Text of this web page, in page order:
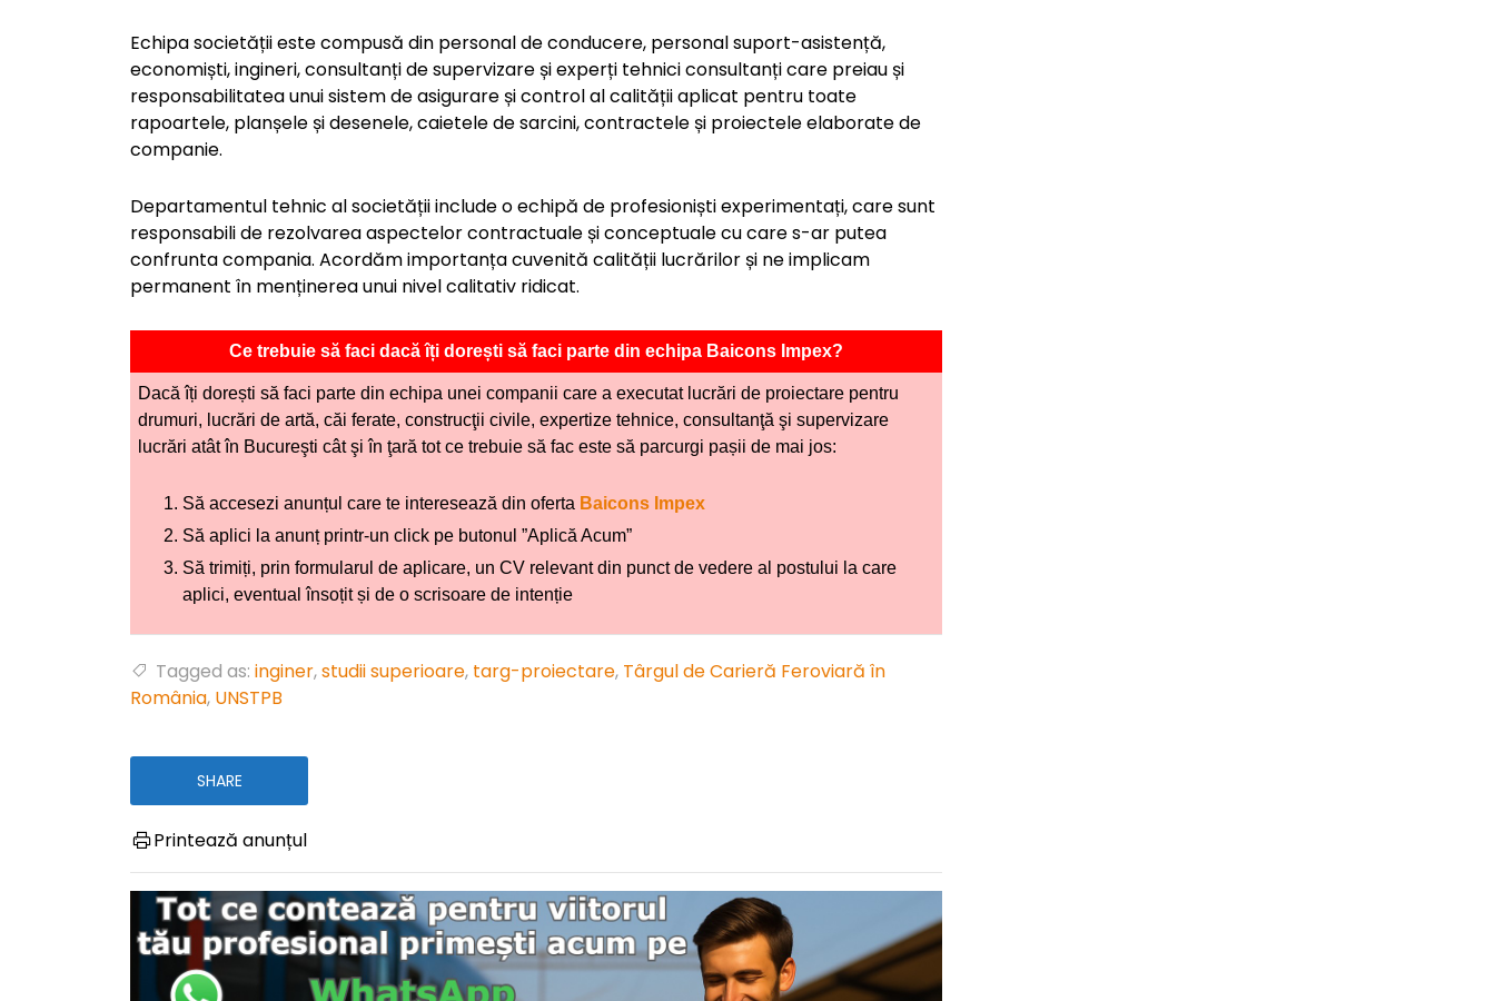
Echipa societății este compusă din personal de conducere, personal suport-asistență,
economiști, ingineri, consultanți de supervizare și experți tehnici consultanți care preiau și
responsabilitatea unui sistem de asigurare și control al calității aplicat pentru toate
rapoartele, planșele și desenele, caietele de sarcini, contractele și proiectele elaborate de
companie.
Departamentul tehnic al societății include o echipă de profesioniști experimentați, care sunt
responsabili de rezolvarea aspectelor contractuale și conceptuale cu care s-ar putea
confrunta compania. Acordăm importanța cuvenită calității lucrărilor și ne implicam
permanent în menținerea unui nivel calitativ ridicat.
Ce trebuie să faci dacă îți dorești să faci parte din echipa Baicons Impex?
Dacă îți dorești să faci parte din echipa unei companii care a executat lucrări de proiectare pentru
drumuri, lucrări de artă, căi ferate, construcţii civile, expertize tehnice, consultanţă şi supervizare
lucrări atât în Bucureşti cât şi în ţară tot ce trebuie să fac este să parcurgi pașii de mai jos:
Să accesezi anunțul care te interesează din oferta Baicons Impex
Să aplici la anunț printr-un click pe butonul ”Aplică Acum”
Să trimiți, prin formularul de aplicare, un CV relevant din punct de vedere al postului la care
aplici, eventual însoțit și de o scrisoare de intenție
Tagged as: inginer,studii superioare, targ-proiectare, Târgul de Carieră Feroviară în
România, UNSTPB
SHARE
Printează anunțul